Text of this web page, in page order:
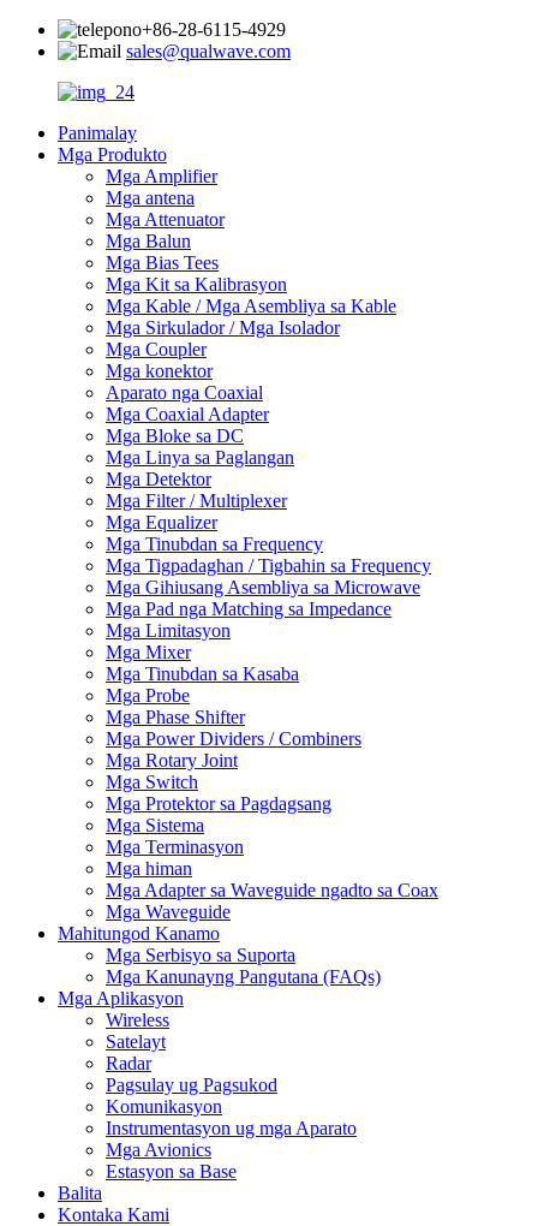
+86-28-6115-4929
sales@qualwave.com
Panimalay
Mga Produkto
Mga Amplifier
Mga antena
Mga Attenuator
Mga Balun
Mga Bias Tees
Mga Kit sa Kalibrasyon
Mga Kable / Mga Asembliya sa Kable
Mga Sirkulador / Mga Isolador
Mga Coupler
Mga konektor
Aparato nga Coaxial
Mga Coaxial Adapter
Mga Bloke sa DC
Mga Linya sa Paglangan
Mga Detektor
Mga Filter / Multiplexer
Mga Equalizer
Mga Tinubdan sa Frequency
Mga Tigpadaghan / Tigbahin sa Frequency
Mga Gihiusang Asembliya sa Microwave
Mga Pad nga Matching sa Impedance
Mga Limitasyon
Mga Mixer
Mga Tinubdan sa Kasaba
Mga Probe
Mga Phase Shifter
Mga Power Dividers / Combiners
Mga Rotary Joint
Mga Switch
Mga Protektor sa Pagdagsang
Mga Sistema
Mga Terminasyon
Mga himan
Mga Adapter sa Waveguide ngadto sa Coax
Mga Waveguide
Mahitungod Kanamo
Mga Serbisyo sa Suporta
Mga Kanunayng Pangutana (FAQs)
Mga Aplikasyon
Wireless
Satelayt
Radar
Pagsulay ug Pagsukod
Komunikasyon
Instrumentasyon ug mga Aparato
Mga Avionics
Estasyon sa Base
Balita
Kontaka Kami